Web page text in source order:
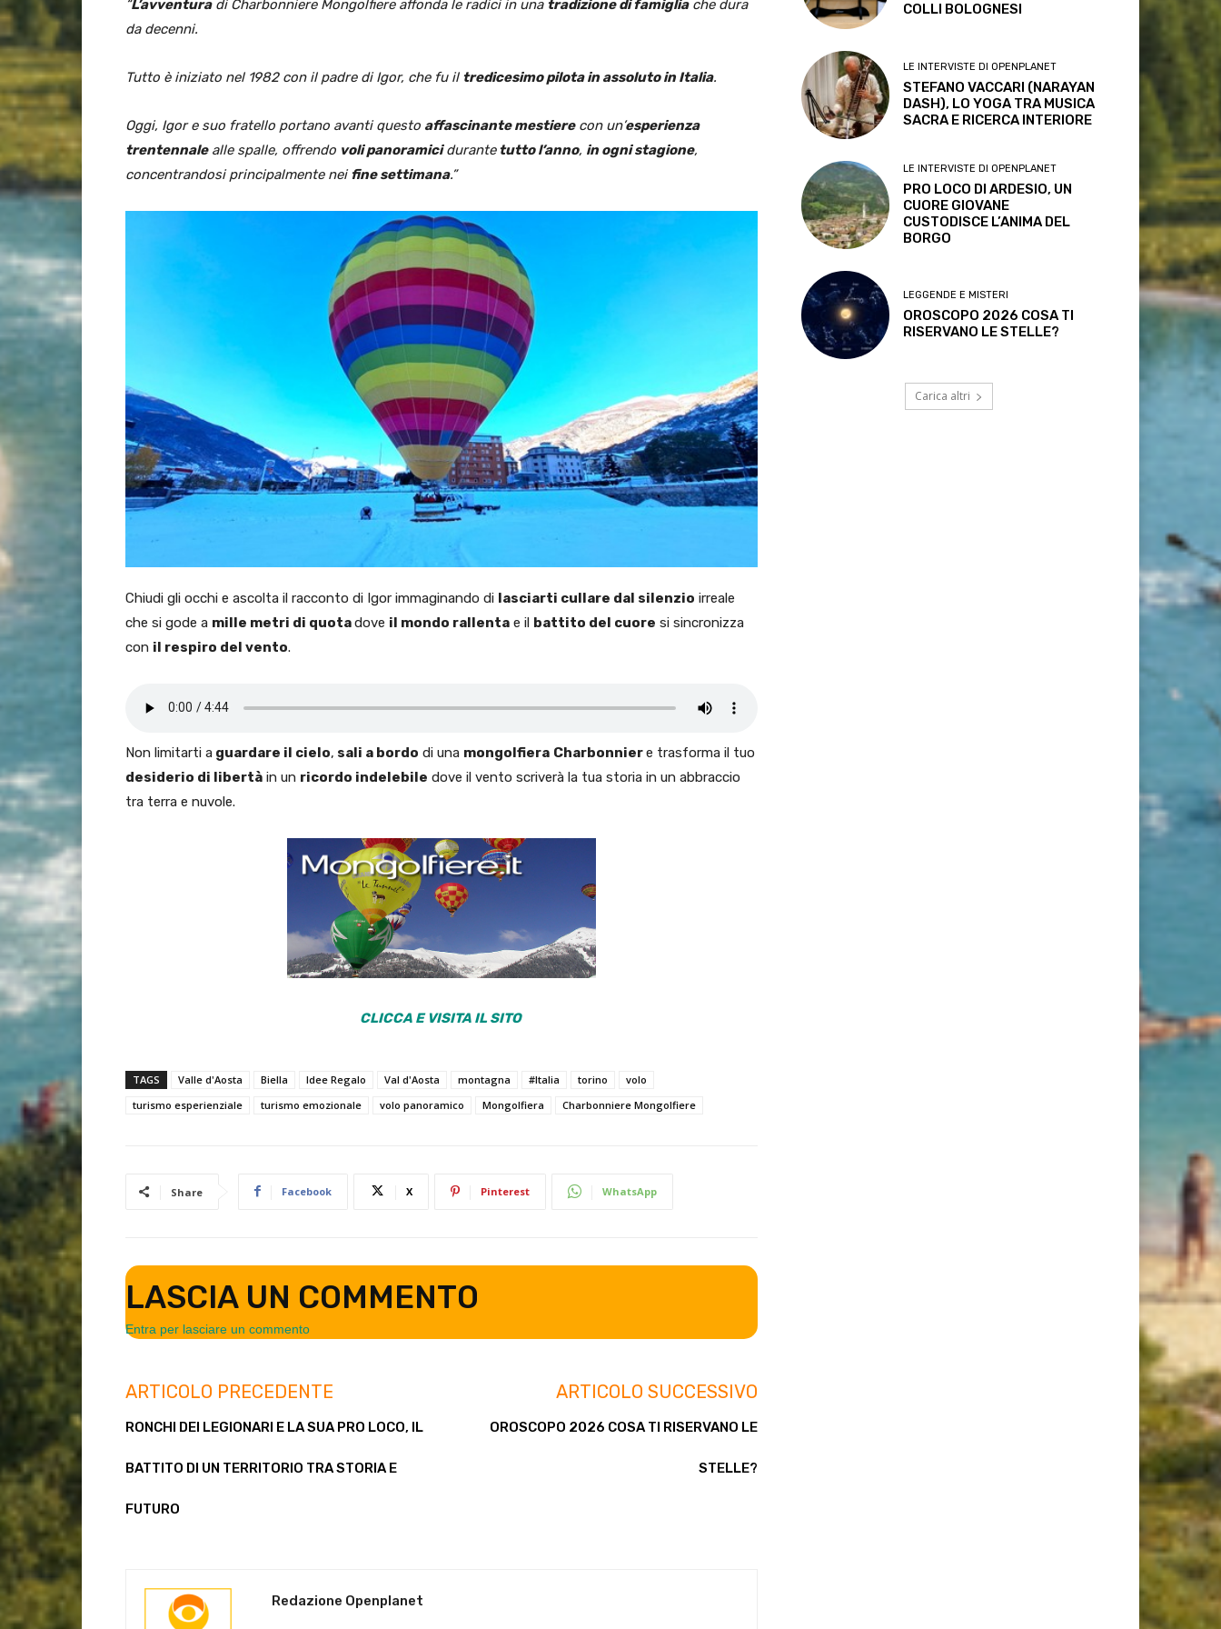
“L’avventuradi Charbonniere Mongolfiere affonda le radici in una tradizione di famigliache dura
da decenni.
Tutto è iniziato nel 1982 con il padre di Igor, che fu il tredicesimo pilota in assoluto in Italia.
Oggi, Igor e suo fratello portano avanti questo affascinante mestierecon un’esperienza
trentennalealle spalle, offrendo voli panoramicidurantetutto l’anno, in ogni stagione,
concentrandosi principalmente neifine settimana.”
Chiudi gli occhi e ascolta il racconto di Igor immaginando di lasciarti cullare dal silenzio irreale
che si gode a mille metri di quotadove il mondo rallenta e il battito del cuore si sincronizza
con il respiro del vento.
Non limitarti a guardare il cielo, sali a bordo di una mongolfiera Charbonniere trasforma il tuo
desiderio di libertà in un ricordo indelebile dove il vento scriverà la tua storia in un abbraccio
tra terra e nuvole.
CLICCA E VISITA IL SITO
TAGS Valle d'Aosta Biella Idee Regalo Val d'Aosta montagna #Italia torino
volo
turismo esperienziale
turismo emozionale volo panoramico Mongolfiera Charbonniere Mongolfiere
Share Facebook X Pinterest WhatsApp
LASCIA UN COMMENTO
Entra per lasciare un commento
ARTICOLO PRECEDENTE
RONCHI DEI LEGIONARI E LA SUA PRO LOCO, IL
BATTITO DI UN TERRITORIO TRA STORIA E
FUTURO
ARTICOLO SUCCESSIVO
OROSCOPO 2026 COSA TI RISERVANO LE
STELLE?
Redazione Openplanet
COLLI BOLOGNESI
LE INTERVISTE DI OPENPLANET
STEFANO VACCARI (NARAYAN
DASH), LO YOGA TRA MUSICA
SACRA E RICERCA INTERIORE
LE INTERVISTE DI OPENPLANET
PRO LOCO DI ARDESIO, UN
CUORE GIOVANE
CUSTODISCE L’ANIMA DEL
BORGO
LEGGENDE E MISTERI
OROSCOPO 2026 COSA TI
RISERVANO LE STELLE?
Carica altri